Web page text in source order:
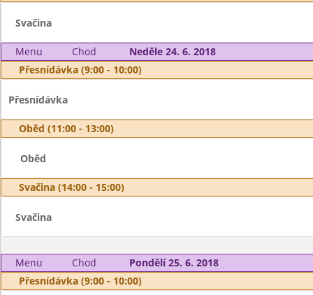
Svačina
Menu Chod
Neděle 24. 6. 2018
Přesnídávka (9:00 - 10:00)
Přesnídávka
Oběd (11:00 - 13:00)
Oběd
Svačina (14:00 - 15:00)
Svačina
Menu Chod
Pondělí 25. 6. 2018
Přesnídávka (9:00 - 10:00)